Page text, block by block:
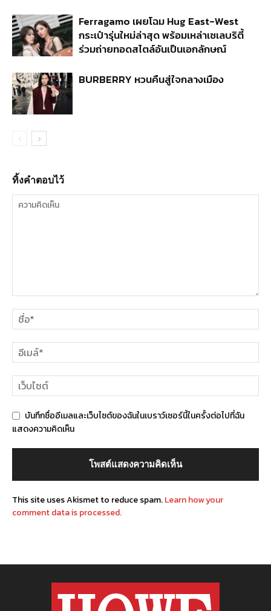
Ferragamo เผยโฉม Hug East-West
กระเป๋ารุ่นใหม่ล่าสุด พร้อมเหล่าเซเลบริตี้
ร่วมถ่ายทอดสไตล์อันเป็นเอกลักษณ์
BURBERRY หวนคืนสู่ใจกลางเมือง
ทิ้งคำตอบไว้
บันทึกชื่ออีเมลและเว็บไซต์ของฉันในเบราว์เซอร์นี้ในครั้งต่อไปที่ฉัน
แสดงความคิดเห็น
This site uses Akismet to reduce spam.Learn how your
comment data is processed.